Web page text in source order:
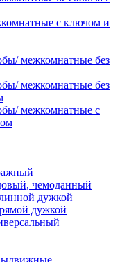
с ключом и
межкомнатные без
межкомнатные без
межкомнатные с
чемоданный
дужкой
дужкой